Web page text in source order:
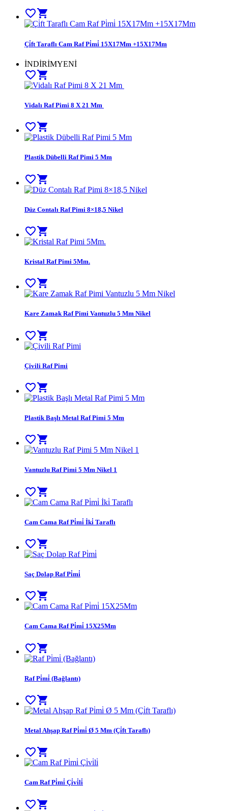
favorite_border shopping_cart
Çi̇ft Taraflı Cam Raf Pi̇mi̇ 15X17Mm +15X17Mm
İNDİRİMYENİ
favorite_bordershopping_cart
Vidalı Raf Pimi 8 X 21 Mm
favorite_bordershopping_cart
Plastik Dübelli Raf Pimi 5 Mm
favorite_bordershopping_cart
Düz Contalı Raf Pimi 8×18,5 Nikel
favorite_bordershopping_cart
Kristal Raf Pimi 5Mm.
favorite_bordershopping_cart
Kare Zamak Raf Pimi Vantuzlu 5 Mm Nikel
favorite_bordershopping_cart
Çivili Raf Pimi
favorite_bordershopping_cart
Plastik Başlı Metal Raf Pimi 5 Mm
favorite_bordershopping_cart
Vantuzlu Raf Pimi 5 Mm Nikel 1
favorite_bordershopping_cart
Cam Cama Raf Pi̇mi̇ İki̇ Taraflı
favorite_bordershopping_cart
Saç Dolap Raf Pi̇mi̇
favorite_bordershopping_cart
Cam Cama Raf Pi̇mi̇ 15X25Mm
favorite_bordershopping_cart
Raf Pi̇mi̇ (Bağlantı)
favorite_bordershopping_cart
Metal Ahşap Raf Pi̇mi̇ Ø 5 Mm (Çi̇ft Taraflı)
favorite_bordershopping_cart
Cam Raf Pi̇mi̇ Çi̇vi̇li̇
favorite_bordershopping_cart